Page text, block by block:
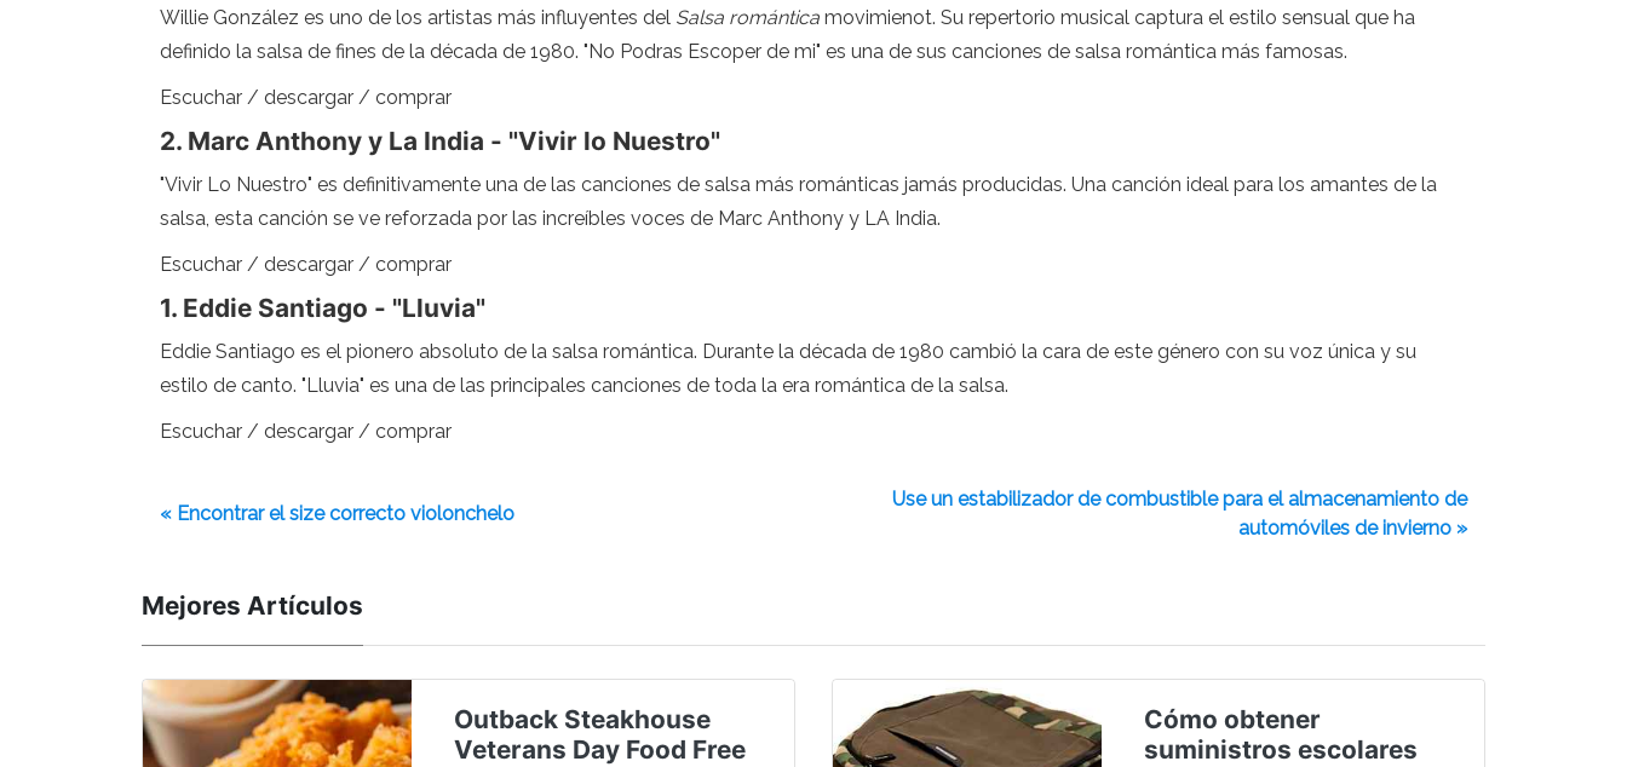
Willie González es uno de los artistas más influyentes del Salsa romántica movimienot. Su repertorio musical captura el estilo sensual que ha
definido la salsa de fines de la década de 1980. "No Podras Escoper de mi" es una de sus canciones de salsa romántica más famosas.
Escuchar / descargar / comprar
2. Marc Anthony y La India - "Vivir lo Nuestro"
"Vivir Lo Nuestro" es definitivamente una de las canciones de salsa más románticas jamás producidas. Una canción ideal para los amantes de la
salsa, esta canción se ve reforzada por las increíbles voces de Marc Anthony y LA India.
Escuchar / descargar / comprar
1. Eddie Santiago - "Lluvia"
Eddie Santiago es el pionero absoluto de la salsa romántica. Durante la década de 1980 cambió la cara de este género con su voz única y su
estilo de canto. "Lluvia" es una de las principales canciones de toda la era romántica de la salsa.
Escuchar / descargar / comprar
« Encontrar el size correcto violonchelo
Use un estabilizador de combustible para el almacenamiento de
automóviles de invierno »
Mejores Artículos
Outback Steakhouse
Veterans Day Food Free
Cómo obtener
suministros escolares